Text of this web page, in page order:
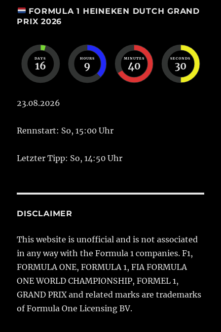
FORMULA 1 HEINEKEN DUTCH GRAND
PRIX 2026
DAYS
16
HOURS
9
MINUTES
40
SECONDS
30
23.08.2026
Rennstart: So, 15:00 Uhr
Letzter Tipp: So, 14:50 Uhr
DISCLAIMER
This website is unofficial and is not associated
in any way with the Formula 1 companies. F1,
FORMULA ONE, FORMULA 1, FIA FORMULA
ONE WORLD CHAMPIONSHIP, FORMEL 1,
GRAND PRIX and related marks are trademarks
of Formula One Licensing BV.